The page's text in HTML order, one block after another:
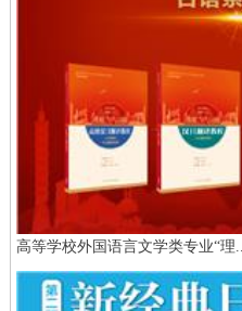
高等学校外国语言文学类专业“理...